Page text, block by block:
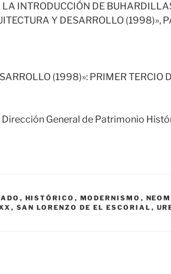
LA INTRODUCCIÓN DE
Y DESARROLLO (1998)»,
(1998)»: PRIMER TERCIO
Dirección General de Patrimonio
, HISTÓRICO , MODERNISMO ,
, SAN LORENZO DE EL ESCORIAL ,